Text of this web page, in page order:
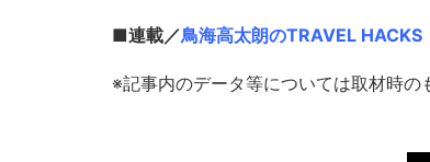
■連載／鳥海高太朗のTRAVEL HACKS
※記事内のデータ等については取材時の